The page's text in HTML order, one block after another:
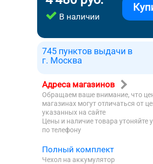
В наличии
745 пунктов выдачи в
г. Москва
Адреса магазинов
Обращаем ваше внимание, что
магазинах могут отличаться от
указанных на сайте
Цены и наличие товара утоняйте
по телефону
Полный комплект
Чехол на аккумулятор